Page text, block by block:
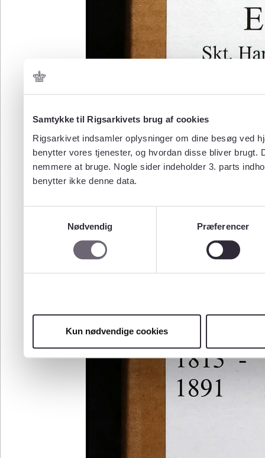
Samtykke til Rigsarkivets brug af cookies
Rigsarkivet indsamler oplysninger om dine besøg ved
benytter vores tjenester, og hvordan disse bliver
nemmere at bruge. Nogle sider indeholder 3. parts
benytter ikke denne data.
Nødvendig
Præferencer
Kun nødvendige cookies